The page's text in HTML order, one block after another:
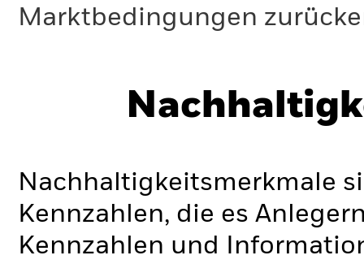
Marktbedingungen
Nachhaltigkeitsmerkmale
Kennzahlen, die es
Kennzahlen und